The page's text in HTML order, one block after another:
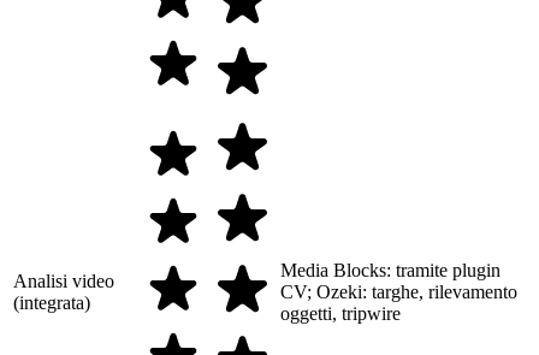
Analisi video
(integrata)
Media Blocks: tramite plugin
CV; Ozeki: targhe, rilevamento
oggetti, tripwire